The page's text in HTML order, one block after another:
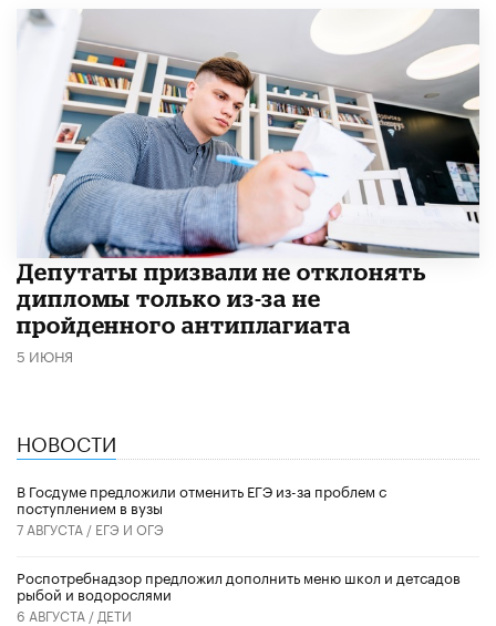
Депутаты призвали не отклонять
дипломы только из-за не
пройденного антиплагиата
5 ИЮНЯ
НОВОСТИ
В Госдуме предложили отменить ЕГЭ из-за проблем с
поступлением в вузы
7 АВГУСТА / ЕГЭ И ОГЭ
Роспотребнадзор предложил дополнить меню школ и детсадов
рыбой и водорослями
6 АВГУСТА / ДЕТИ